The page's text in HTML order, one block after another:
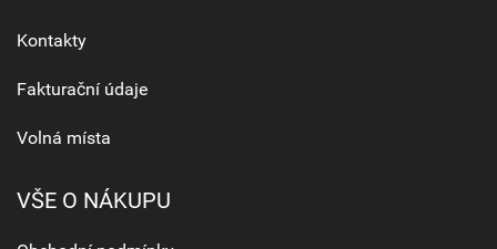
Kontakty
Fakturační údaje
Volná místa
VŠE O NÁKUPU